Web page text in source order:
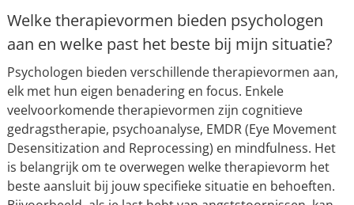
Welke therapievormen bieden psychologen
aan en welke past het beste bij mijn situatie?
Psychologen bieden verschillende therapievormen aan,
elk met hun eigen benadering en focus. Enkele
veelvoorkomende therapievormen zijn cognitieve
gedragstherapie, psychoanalyse, EMDR (Eye Movement
Desensitization and Reprocessing) en mindfulness. Het
is belangrijk om te overwegen welke therapievorm het
beste aansluit bij jouw specifieke situatie en behoeften.